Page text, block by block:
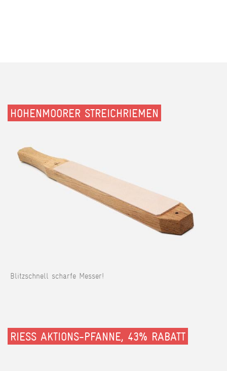
HOHENMOORER STREICHRIEMEN
Blitzschnell scharfe Messer!
RIESS AKTIONS-PFANNE, 43% RABATT